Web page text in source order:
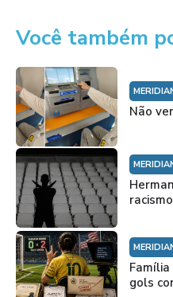
Você também
Não
gols